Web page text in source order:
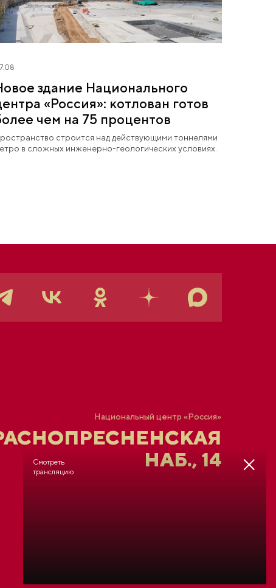
здание Национального
«Россия»: котлован готов
чем на 75 процентов
строится над действующими тоннелями
в сложных инженерно-геологических условиях.
Смотреть
трансляцию
Национальный центр «Россия»
НАБ., 14